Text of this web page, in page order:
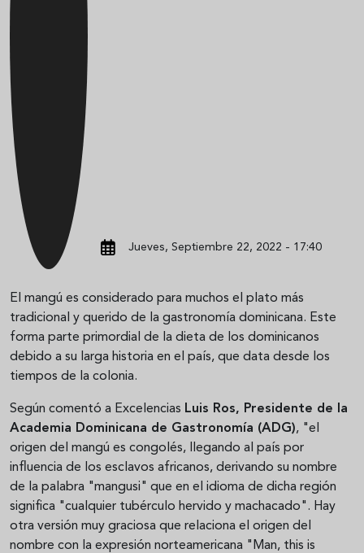
Jueves, Septiembre 22, 2022 - 17:40
El mangú es considerado para muchos el plato más
tradicional y querido de la gastronomía dominicana. Este
forma parte primordial de la dieta de los dominicanos
debido a su larga historia en el país, que data desde los
tiempos de la colonia.
Según comentó a Excelencias Luis Ros, Presidente de la
Academia Dominicana de Gastronomía (ADG), "el
origen del mangú es congolés, llegando al país por
influencia de los esclavos africanos, derivando su nombre
de la palabra "mangusi" que en el idioma de dicha región
significa "cualquier tubérculo hervido y machacado". Hay
otra versión muy graciosa que relaciona el origen del
nombre con la expresión norteamericana "Man, this is